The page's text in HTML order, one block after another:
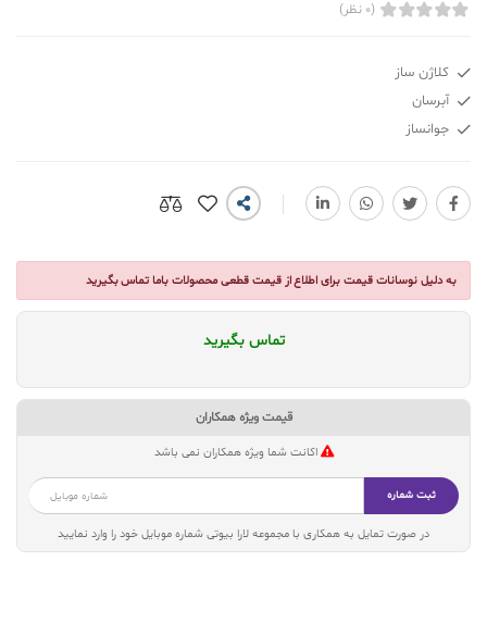
(0 نظر)
کلاژن ساز
آبرسان
جوانساز
به دلیل نوسانات قیمت برای اطلاع از قیمت قطعی محصولات باما تماس بگیرید
تماس بگیرید
قیمت ویژه همکاران
اکانت شما ویژه همکاران نمی باشد
ثبت شماره
در صورت تمایل به همکاری با مجموعه لارا بیوتی شماره موبایل خود را وارد نمایید